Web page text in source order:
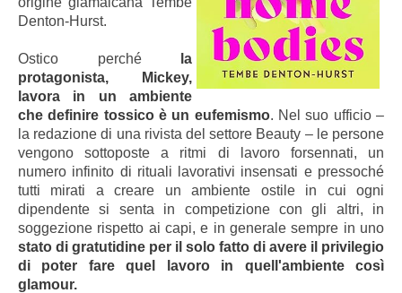
Denton-Hurst.
Ostico perchéla
protagonista, Mickey,
lavora in un ambiente
che definire tossico è un eufemismo. Nel suo ufficio –
la redazione di una rivista del settore Beauty –le persone
vengono sottoposte a ritmi di lavoro forsennati, un
numero infinito di rituali lavorativi insensati e pressoché
tutti mirati a creare un ambiente ostile in cui ogni
dipendente si senta in competizione con gli altri, in
soggezione rispetto ai capi, e in generale sempre in uno
stato di gratutidine per il solo fatto di avere il privilegio
di poter fare quel lavoro in quell'ambiente così
glamour.